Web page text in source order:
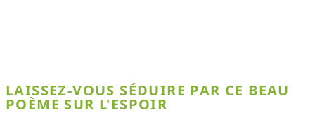
LAISSEZ-VOUS SÉDUIRE PAR CE BEAU
POÈME SUR L'ESPOIR